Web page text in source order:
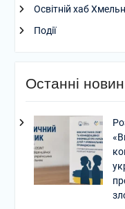
Освітній хаб
Події
Останні